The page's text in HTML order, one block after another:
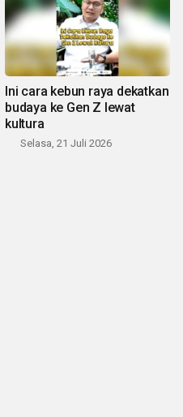
Ini cara kebun raya dekatkan
budaya ke Gen Z lewat
kultura
Selasa, 21 Juli 2026